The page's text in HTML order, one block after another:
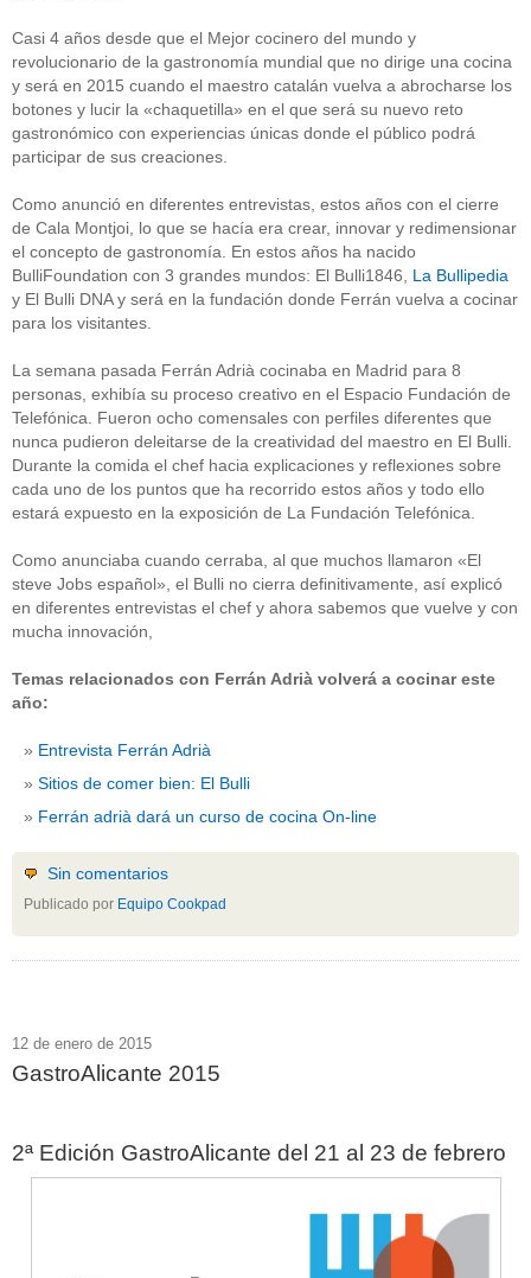
Casi 4 años desde que el Mejor cocinero del mundo y
revolucionario de la gastronomía mundial que no dirige una cocina
y será en 2015 cuando el maestro catalán vuelva a abrocharse los
botones y lucir la «chaquetilla» en el que será su nuevo reto
gastronómico con experiencias únicas donde el público podrá
participar de sus creaciones.
Como anunció en diferentes entrevistas, estos años con el cierre
de Cala Montjoi, lo que se hacía era crear, innovar y redimensionar
el concepto de gastronomía. En estos años ha nacido
BulliFoundation con 3 grandes mundos: El Bulli1846, La Bullipedia
y El Bulli DNA y será en la fundación donde Ferrán vuelva a cocinar
para los visitantes.
La semana pasada Ferrán Adrià cocinaba en Madrid para 8
personas, exhibía su proceso creativo en el Espacio Fundación de
Telefónica. Fueron ocho comensales con perfiles diferentes que
nunca pudieron deleitarse de la creatividad del maestro en El Bulli.
Durante la comida el chef hacia explicaciones y reflexiones sobre
cada uno de los puntos que ha recorrido estos años y todo ello
estará expuesto en la exposición de La Fundación Telefónica.
Como anunciaba cuando cerraba, al que muchos llamaron «El
steve Jobs español», el Bulli no cierra definitivamente, así explicó
en diferentes entrevistas el chef y ahora sabemos que vuelve y con
mucha innovación,
Temas relacionados con Ferrán Adrià volverá a cocinar este
año:
Entrevista Ferrán Adrià
Sitios de comer bien: El Bulli
Ferrán adrià dará un curso de cocina On-line
Sin comentarios
Publicado por Equipo Cookpad
12 de enero de 2015
GastroAlicante 2015
2ª Edición GastroAlicante del 21 al 23 de febrero